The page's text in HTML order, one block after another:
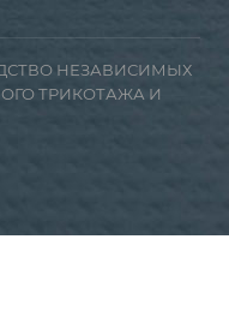
НЕЗАВИСИМЫХ
ТРИКОТАЖА И